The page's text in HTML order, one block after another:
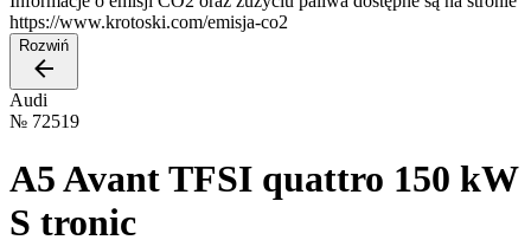
https://www.krotoski.com/emisja-co2
Rozwiń
Audi
№ 72519
A5 Avant TFSI quattro 150 kW
S tronic